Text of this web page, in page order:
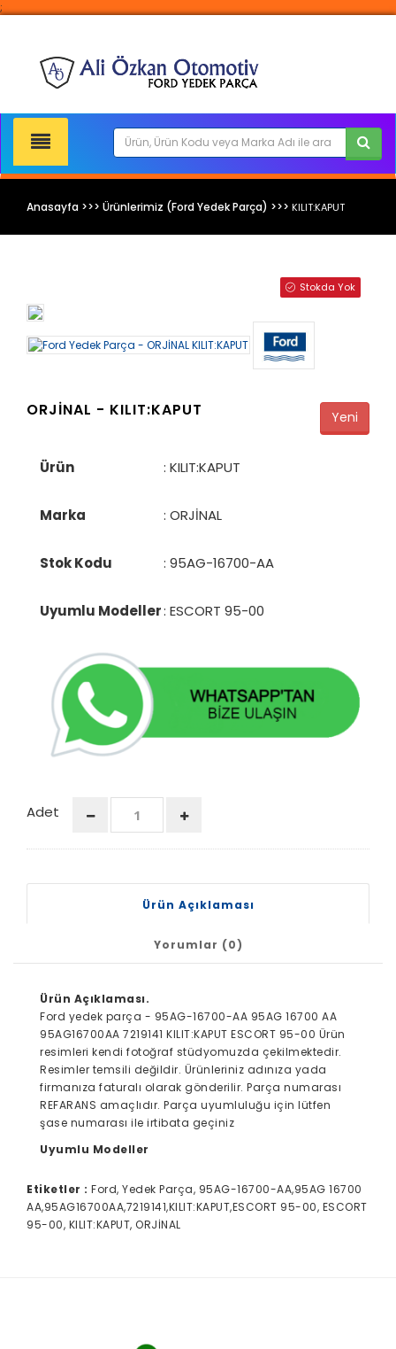
;
Anasayfa >>> Ürünlerimiz (Ford Yedek Parça) >>> KILIT:KAPUT
Stokda Yok
ORJİNAL - KILIT:KAPUT Yeni
Ürün : KILIT:KAPUT
Marka : ORJİNAL
Stok Kodu : 95AG-16700-AA
Uyumlu Modeller: ESCORT 95-00
Adet
Ürün Açıklaması
Yorumlar (0)
Ürün Açıklaması.
Ford yedek parça - 95AG-16700-AA 95AG 16700 AA
95AG16700AA 7219141 KILIT:KAPUT ESCORT 95-00 Ürün
resimleri kendi fotoğraf stüdyomuzda çekilmektedir.
Resimler temsili değildir. Ürünleriniz adınıza yada
firmanıza faturalı olarak gönderilir. Parça numarası
REFARANS amaçlıdır. Parça uyumluluğu için lütfen
şase numarası ile irtibata geçiniz
Uyumlu Modeller
Etiketler : Ford, Yedek Parça, 95AG-16700-AA,95AG 16700
AA,95AG16700AA,7219141,KILIT:KAPUT,ESCORT 95-00, ESCORT
95-00, KILIT:KAPUT, ORJİNAL